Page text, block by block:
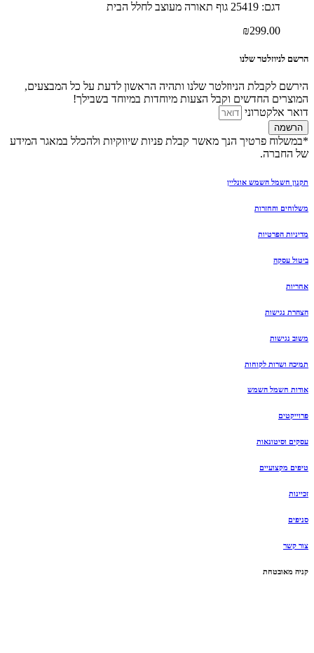
דגם: 25419 גוף תאורה מעוצב לחלל הבית
₪299.00
הרשם לניוזלטר שלנו
הירשם לקבלת הניוזלטר שלנו ותהיה הראשון לדעת על כל המבצעים,
המוצרים החדשים וקבל הצעות מיוחדות במיוחד בשבילך!
דואר אלקטרוני
הרשמה
*במשלוח פרטיך הנך מאשר קבלת פניות שיווקיות ולהכלל במאגר המידע
של החברה.
תקנון חשמל השמש אונליין
משלוחים והחזרות
מדיניות הפרטיות
ביטול עסקה
אחריות
הצהרת נגישות
משוב נגישות
תמיכה ושרות לקוחות
אודות חשמל השמש
פרוייקטים
עסקים וסיטונאות
טיפים מקצועיים
זכיינות
סניפים
צור קשר
קניה מאובטחת